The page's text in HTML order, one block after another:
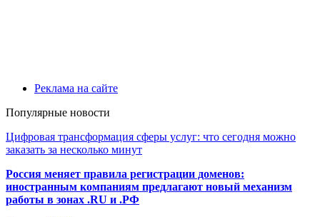
Реклама на сайте
Популярные новости
Цифровая трансформация сферы услуг: что сегодня можно
заказать за несколько минут
Россия меняет правила регистрации доменов:
иностранным компаниям предлагают новый механизм
работы в зонах .RU и .РФ